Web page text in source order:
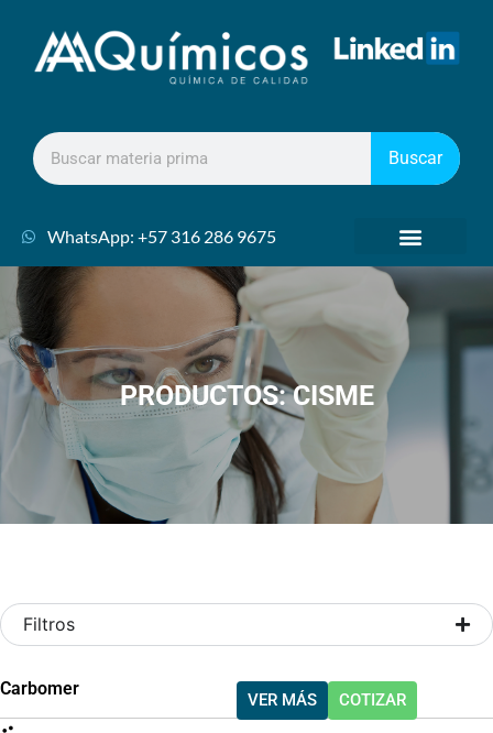
Buscar
WhatsApp: +57 316 286 9675
PRODUCTOS: CISME
Filtros
Carbomer
VER MÁS COTIZAR